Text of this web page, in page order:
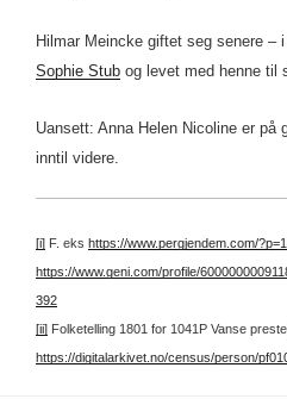
Hilmar Meincke giftet seg senere –
Sophie Stub og levet med henne til
Uansett: Anna Helen Nicoline er på
inntil videre.
[i] F. eks https://www.pergjendem.com/
https://www.geni.com/profile/
392
[ii] Folketelling 1801 for 1041P Vanse
https://digitalarkivet.no/census/person/